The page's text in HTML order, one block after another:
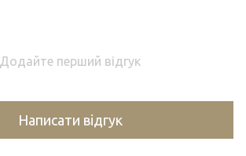
Додайте перший відгук
Написати відгук